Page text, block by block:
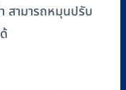
สามารถหมุนปรับ